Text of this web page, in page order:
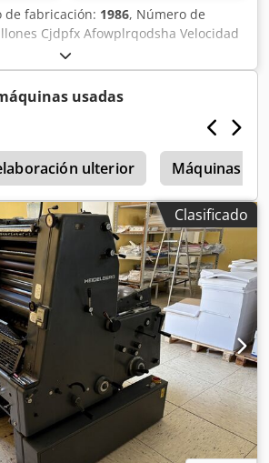
de fabricación: 1986, Número de
Cjdpfx Afowplrqodsha Velocidad
8000 hojas por hora Formato
x 52 cm Sistema de humectación
usadas
ulterior Máquinas de
Clasificado